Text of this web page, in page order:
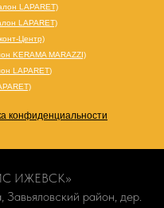
LAPARET)
LAPARET)
Центр)
KERAMA MARAZZI)
LAPARET)
конфиденциальности
ИЖЕВСК»
район, дер.